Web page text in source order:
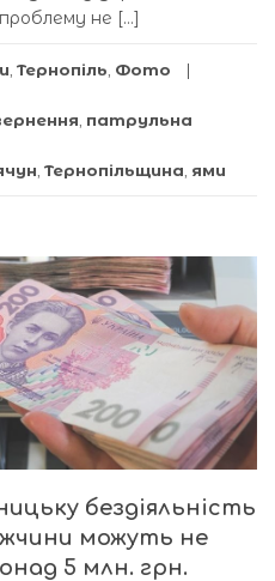
не […]
Тернопіль Фото
патрульна
Тернопільщина ями
бездіяльність
можуть не
5 млн. грн.